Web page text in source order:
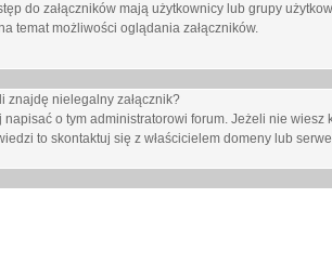
do załączników mają użytkownicy lub grupy
temat możliwości oglądania załączników.
znajdę nielegalny załącznik?
o tym administratorowi forum. Jeżeli nie
to skontaktuj się z właścicielem domeny lub